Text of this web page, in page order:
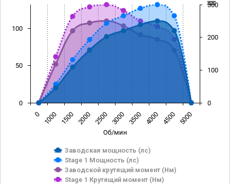
Об/мин
Заводская мощность (лс)
Stage 1 Мощность (лс)
Заводской крутящий момент (Нм)
Stage 1 Крутящий момент (Нм)
0 1000 1500 2000 2500 3000 3500 4000 4500 5000
0
50
100
0
100
200
300